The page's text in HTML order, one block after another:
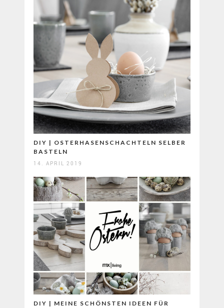
DIY | OSTERHASENSCHACHTELN SELBER
BASTELN
14. APRIL 2019
DIY | MEINE SCHÖNSTEN IDEEN FÜR